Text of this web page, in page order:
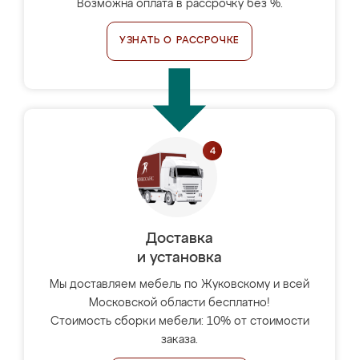
Возможна оплата в рассрочку без %.
УЗНАТЬ О РАССРОЧКЕ
Доставка
и установка
Мы доставляем мебель по Жуковскому и всей
Московской области бесплатно!
Стоимость сборки мебели: 10% от стоимости
заказа.